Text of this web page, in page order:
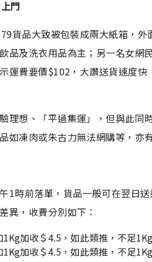
門
貨品大致被包裝成兩大紙箱，
品及洗衣用品為主；另一名女網
運費要價$102，大讚送貨速度
理想、「平過集運」，但與此同
如凍肉或朱古力無法網購等，亦
1時前落單，貨品一般可在翌日
異，收費分別如下：
加收＄4.5，如此類推，不足
加收＄4.5，如此類推，不足